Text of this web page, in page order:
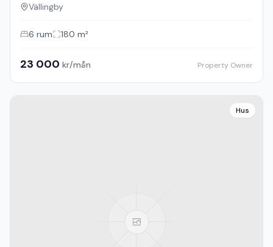
Vällingby
6 rum 180 m²
23 000 kr/mån Property Owner
Hus